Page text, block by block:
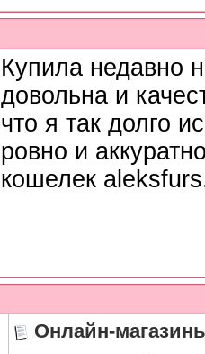
Купила недавно
довольна и
что я так долго
ровно и
кошелек
Онлайн-